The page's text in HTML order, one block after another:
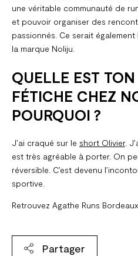
une véritable communauté de
et pouvoir organiser des
passionnés. Ce serait
la marque Noliju.
QUELLE EST
FÉTICHE CHEZ
POURQUOI ?
J’ai craqué sur le short Olivier.
est très agréable à porter. On
réversible. C’est devenu
sportive.
Retrouvez Agathe Runs
Partager